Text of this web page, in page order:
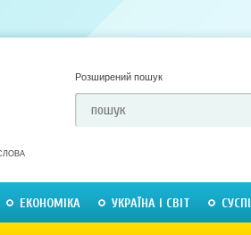
Розширений пошук
ЕКОНОМІКА УКРАЇНА І СВІТ